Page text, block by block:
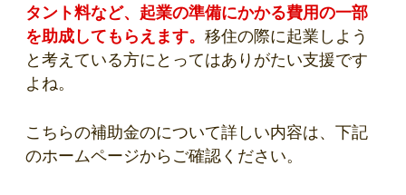
タント料など、起業の準備にかかる費用の一部
を助成してもらえます。 移住の際に起業しよう
と考えている方にとってはありがたい支援です
よね。
こちらの補助金のについて詳しい内容は、下記
のホームページからご確認ください。